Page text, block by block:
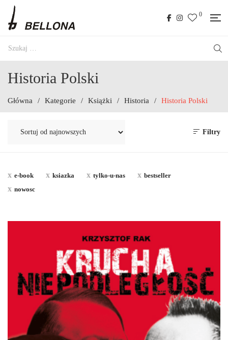
0
Historia Polski
Główna / Kategorie / Książki / Historia / Historia Polski
Filtry
e-book ksiazka tylko-u-nas
bestseller
nowosc